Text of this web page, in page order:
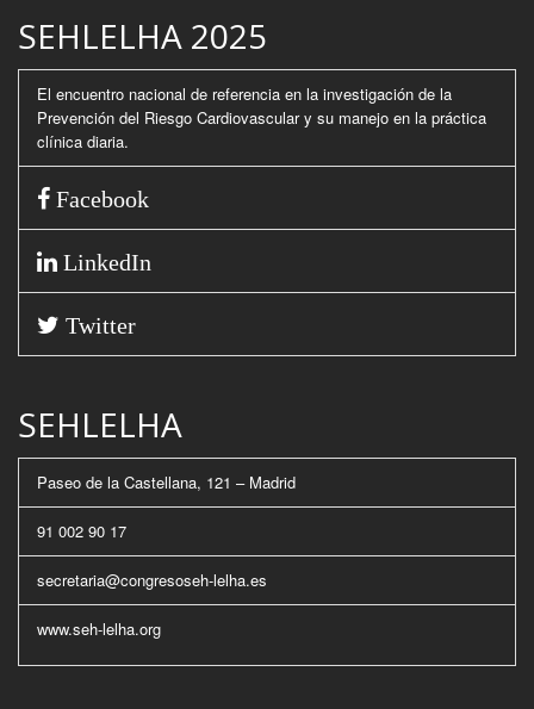
SEHLELHA 2025
El encuentro nacional de referencia en la investigación de la
Prevención del Riesgo Cardiovascular y su manejo en la práctica
clínica diaria.
Facebook
LinkedIn
Twitter
SEHLELHA
Paseo de la Castellana, 121 – Madrid
91 002 90 17
secretaria@congresoseh-lelha.es
www.seh-lelha.org